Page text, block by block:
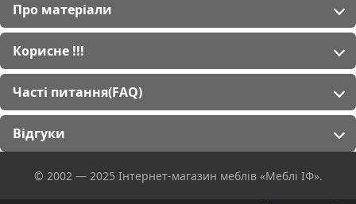
Про матеріали
Корисне !!!
Часті питання(FAQ)
Відгуки
© 2002 — 2025 Інтернет-магазин меблів «Меблі ІФ».